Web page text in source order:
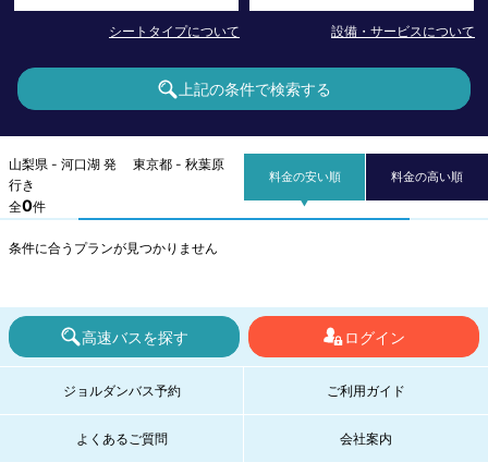
シートタイプについて 設備・サービスについて
上記の条件で検索する
山梨県 - 河口湖 発 東京都 - 秋葉原
行き
全0件
料金の安い順 料金の高い順
条件に合うプランが見つかりません
高速バスを探す ログイン
ジョルダンバス予約 ご利用ガイド
よくあるご質問 会社案内